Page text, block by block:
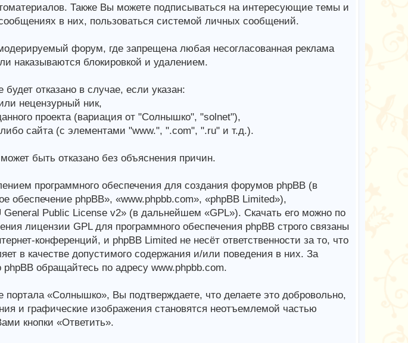
Также Вы можете подписываться на интересующие темы и
в них, пользоваться системой личных сообщений.
форум, где запрещена любая несогласованная реклама
наказываются блокировкой и удалением.
отказано в случае, если указан:
нецензурный ник,
проекта (вариация от "Солнышко", "solnet"),
сайта (с элементами "www.", ".com", ".ru" и т.д.).
быть отказано без объяснения причин.
программного обеспечения для создания форумов phpBB (в
обеспечение phpBB», «www.phpbb.com», «phpBB Limited»),
Public License v2» (в дальнейшем «GPL»). Скачать его можно по
лицензии GPL для программного обеспечения phpBB строго связаны
конференций, и phpBB Limited не несёт ответственности за то, что
в качестве допустимого содержания и/или поведения в них. За
обращайтесь по адресу www.phpbb.com.
«Солнышко», Вы подтверждаете, что делаете это добровольно,
и графические изображения становятся неотъемлемой частью
кнопки «Ответить».